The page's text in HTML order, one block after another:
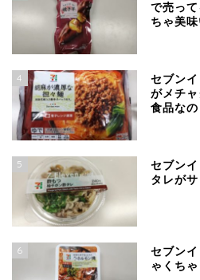
で売っ
ちゃ美味
4
セブン
がメチ
食品なの
5
セブン
タレが
6
セブン
ゃくち